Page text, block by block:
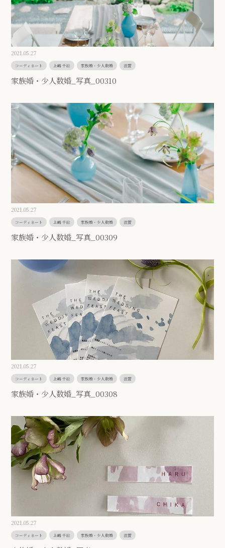
2021.05.27
コーディネート 上嶋 千絵 家族婚・少人数婚 滋賀
家族婚・少人数婚_写真_00310
2021.05.27
コーディネート 上嶋 千絵 家族婚・少人数婚 滋賀
家族婚・少人数婚_写真_00309
2021.05.27
コーディネート 上嶋 千絵 家族婚・少人数婚 滋賀
家族婚・少人数婚_写真_00308
2021.05.27
コーディネート 上嶋 千絵 家族婚・少人数婚 滋賀